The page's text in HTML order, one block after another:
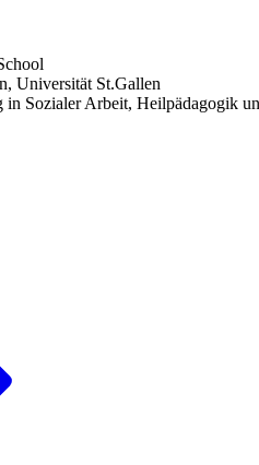
Universität St.Gallen
Sozialer Arbeit, Heilpädagogik